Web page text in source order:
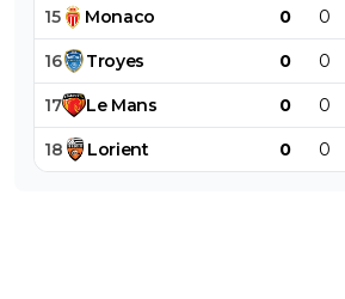
15 Monaco 0 0
16 Troyes 0 0
17 Le Mans 0 0
18 Lorient 0 0